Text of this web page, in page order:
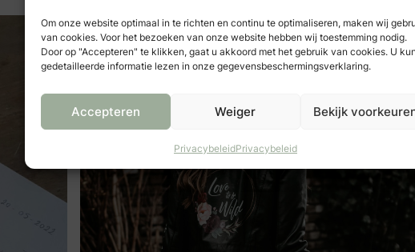
Om onze website optimaal in te richten en continu te optimaliseren, maken wij
van cookies. Voor het bezoeken van onze website hebben wij toestemming nodig.
Door op "Accepteren" te klikken, gaat u akkoord met het gebruik van cookies. U
gedetailleerde informatie lezen in onze gegevensbeschermingsverklaring.
Accepteren Weiger Bekijk
PrivacybeleidPrivacybeleid